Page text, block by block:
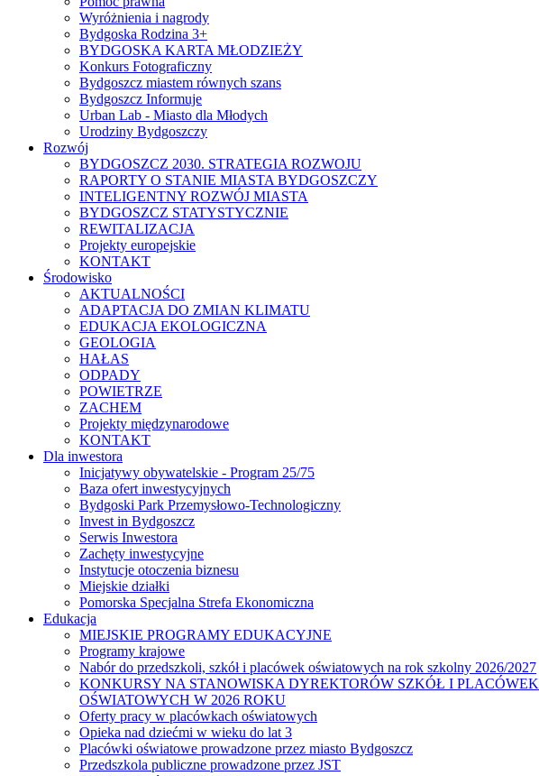
Wyróżnienia i nagrody
Bydgoska Rodzina 3+
BYDGOSKA KARTA MŁODZIEŻY
Konkurs Fotograficzny
Bydgoszcz miastem równych szans
Bydgoszcz Informuje
Urban Lab - Miasto dla Młodych
Urodziny Bydgoszczy
Rozwój
BYDGOSZCZ 2030. STRATEGIA ROZWOJU
RAPORTY O STANIE MIASTA BYDGOSZCZY
INTELIGENTNY ROZWÓJ MIASTA
BYDGOSZCZ STATYSTYCZNIE
REWITALIZACJA
Projekty europejskie
KONTAKT
Środowisko
AKTUALNOŚCI
ADAPTACJA DO ZMIAN KLIMATU
EDUKACJA EKOLOGICZNA
GEOLOGIA
HAŁAS
ODPADY
POWIETRZE
ZACHEM
Projekty międzynarodowe
KONTAKT
Dla inwestora
Inicjatywy obywatelskie - Program 25/75
Baza ofert inwestycyjnych
Bydgoski Park Przemysłowo-Technologiczny
Invest in Bydgoszcz
Serwis Inwestora
Zachęty inwestycyjne
Instytucje otoczenia biznesu
Miejskie działki
Pomorska Specjalna Strefa Ekonomiczna
Edukacja
MIEJSKIE PROGRAMY EDUKACYJNE
Programy krajowe
Nabór do przedszkoli, szkół i placówek oświatowych na rok szkolny 2026/2027
KONKURSY NA STANOWISKA DYREKTORÓW SZKÓŁ I PLACÓWEK
OŚWIATOWYCH W 2026 ROKU
Oferty pracy w placówkach oświatowych
Opieka nad dziećmi w wieku do lat 3
Placówki oświatowe prowadzone przez miasto Bydgoszcz
Przedszkola publiczne prowadzone przez JST